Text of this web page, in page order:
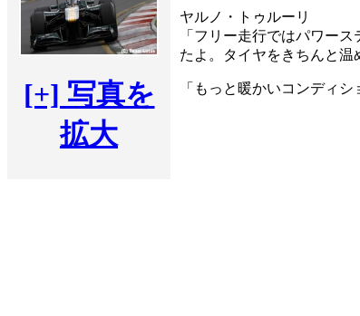
[+] 写真を
拡大
ヤルノ・トゥルーリ
「フリー走行ではパワー
たよ。タイヤをきちんと温
「もっと暖かいコンディ